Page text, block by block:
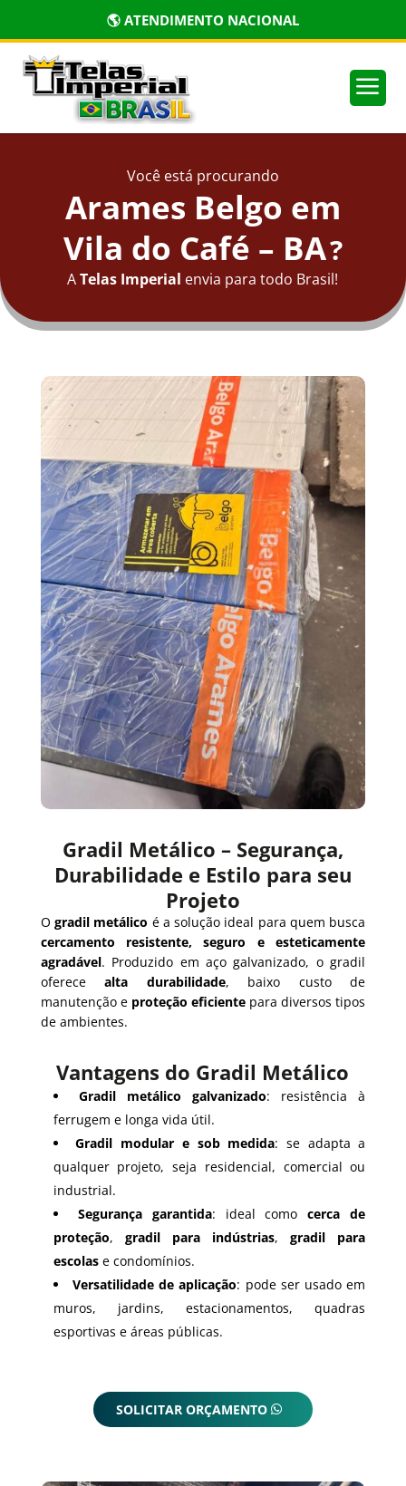
🏅 PRODUTOS CERTIFICADOS
a
Você está procurando
Arames Belgo em
Vila do Café – BA?
ATelas Imperial envia para todo Brasil!
Gradil Metálico – Segurança,
Durabilidade e Estilo para seu
Projeto
Ogradil metálico é a solução ideal para quem busca
cercamento resistente, seguro e esteticamente
agradável. Produzido em aço galvanizado, o gradil
oferecealta durabilidade, baixo custo de
manutenção e proteção eficiente para diversos tipos
de ambientes.
Vantagens do Gradil Metálico
Gradil metálico galvanizado: resistência à
ferrugem e longa vida útil.
Gradil modular e sob medida: se adapta a
qualquer projeto, seja residencial, comercial ou
industrial.
Segurança garantida: ideal comocerca de
proteção, gradil para indústrias,gradil para
escolase condomínios.
Versatilidade de aplicação: pode ser usado em
muros, jardins, estacionamentos, quadras
esportivas e áreas públicas.
SOLICITAR ORÇAMENTO